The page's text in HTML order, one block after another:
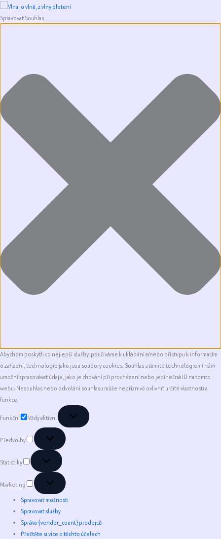
Spravovat Souhlas
Abychom poskytli co nejlepší služby, používáme k ukládání a/nebo přístupu k informacím
o zařízení, technologie jako jsou soubory cookies. Souhlas s těmito technologiemi nám
umožní zpracovávat údaje, jako je chování při procházení nebo jedinečná ID na tomto
webu. Nesouhlas nebo odvolání souhlasu může nepříznivě ovlivnit určité vlastnosti a
funkce.
Funkční
Vždy aktivní
Předvolby
Předvolby
Statistiky
Statistiky
Marketing
Marketing
Spravovat možnosti
Spravovat služby
Správa {vendor_count} prodejců
Přečtěte si více o těchto účelech